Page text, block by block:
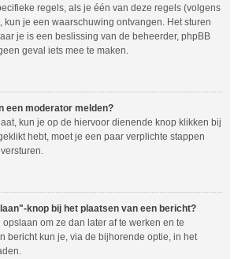
regels, als je één van deze regels (volgens
kun je een waarschuwing ontvangen. Het sturen
je is een beslissing van de beheerder, phpBB
geval iets mee te maken.
een moderator melden?
kun je op de hiervoor dienende knop klikken bij
hebt, moet je een paar verplichte stappen
knop bij het plaatsen van een bericht?
om ze dan later af te werken en te
bericht kun je, via de bijhorende optie, in het